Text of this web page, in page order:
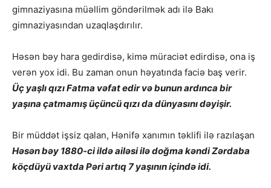
gimnaziyasına müəllim göndərilmək adı ilə Bakı
gimnaziyasından uzaqlaşdırılır.
Həsən bəy hara gedirdisə, kimə müraciət edirdisə, ona iş
verən yox idi. Bu zaman onun həyatında faciə baş verir.
Üç yaşlı qızı Fatma vəfat edir və bunun ardınca bir
yaşına çatmamış üçüncü qızı da dünyasını dəyişir.
Bir müddət işsiz qalan, Hənifə xanımın təklifi ilə razılaşan
Həsən bəy 1880-ci ildə ailəsi ilə doğma kəndi Zərdaba
köçdüyü vaxtda Pəri artıq 7 yaşının içində idi.